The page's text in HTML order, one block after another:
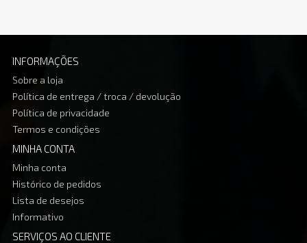
INFORMAÇÕES
Sobre a loja
Política de entrega / troca / devolução
Política de privacidade
Termos e condições
MINHA CONTA
Minha conta
Histórico de pedidos
Lista de desejos
Informativo
SERVIÇOS AO CLIENTE